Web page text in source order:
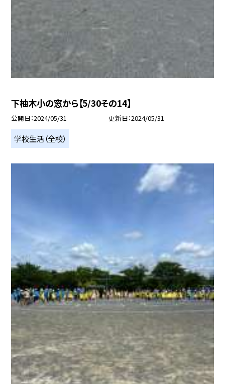
下柚木小の窓から【5/30その14】
公開日 2024/05/31 更新日 2024/05/31
学校生活（全校）